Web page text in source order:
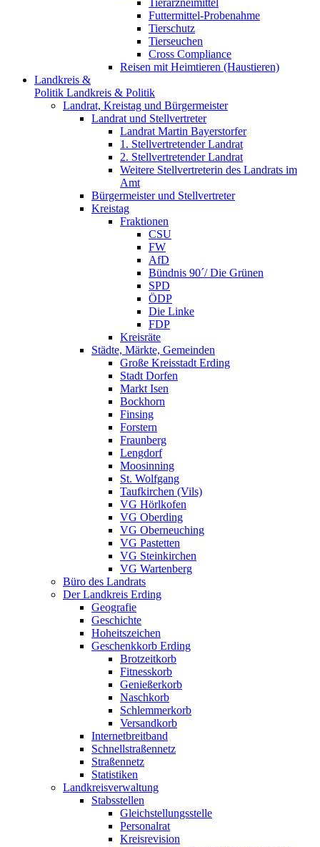
Tierarzneimittel
Futtermittel-Probenahme
Tierschutz
Tierseuchen
Cross Compliance
Reisen mit Heimtieren (Haustieren)
Landkreis &
Politik Landkreis & Politik
Landrat, Kreistag und Bürgermeister
Landrat und Stellvertreter
Landrat Martin Bayerstorfer
1. Stellvertretender Landrat
2. Stellvertretender Landrat
Weitere Stellvertreterin des Landrats im
Amt
Bürgermeister und Stellvertreter
Kreistag
Fraktionen
CSU
FW
AfD
Bündnis 90´/ Die Grünen
SPD
ÖDP
Die Linke
FDP
Kreisräte
Städte, Märkte, Gemeinden
Große Kreisstadt Erding
Stadt Dorfen
Markt Isen
Bockhorn
Finsing
Forstern
Fraunberg
Lengdorf
Moosinning
St. Wolfgang
Taufkirchen (Vils)
VG Hörlkofen
VG Oberding
VG Oberneuching
VG Pastetten
VG Steinkirchen
VG Wartenberg
Büro des Landrats
Der Landkreis Erding
Geografie
Geschichte
Hoheitszeichen
Geschenkkorb Erding
Brotzeitkorb
Fitnesskorb
Genießerkorb
Naschkorb
Schlemmerkorb
Versandkorb
Internetbreitband
Schnellstraßennetz
Straßennetz
Statistiken
Landkreisverwaltung
Stabsstellen
Gleichstellungsstelle
Personalrat
Kreisrevision